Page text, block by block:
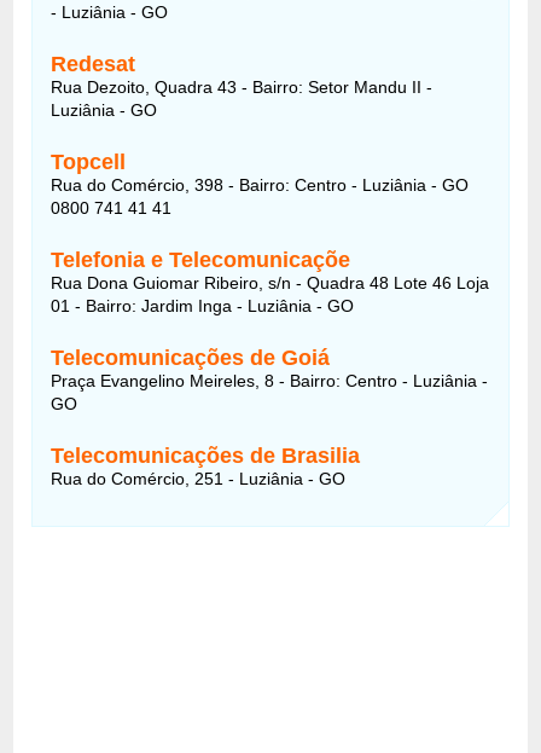
- Luziânia - GO
Redesat
Rua Dezoito, Quadra 43 - Bairro: Setor Mandu II -
Luziânia - GO
Topcell
Rua do Comércio, 398 - Bairro: Centro - Luziânia - GO
0800 741 41 41
Telefonia e Telecomunicaçõe
Rua Dona Guiomar Ribeiro, s/n - Quadra 48 Lote 46 Loja
01 - Bairro: Jardim Inga - Luziânia - GO
Telecomunicações de Goiá
Praça Evangelino Meireles, 8 - Bairro: Centro - Luziânia -
GO
Telecomunicações de Brasilia
Rua do Comércio, 251 - Luziânia - GO